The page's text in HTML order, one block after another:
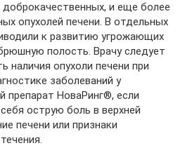
и еще более
опухолей печени. В отдельных
к развитию угрожающих
полость. Врачу следует
наличия опухоли печени при
заболеваний у
НоваРинг®, если
острую боль в верхней
печени или признаки